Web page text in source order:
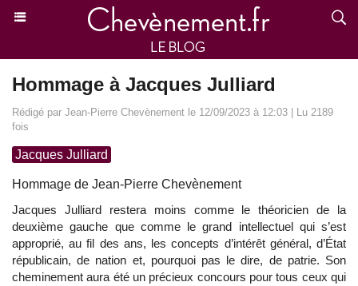
Hommage à Jacques Julliard
Rédigé par Jean-Pierre Chevènement le 12/09/2023 à 12:03 | Lu 2189
fois
Jacques Julliard
Hommage de Jean-Pierre Chevènement
Jacques Julliard restera moins comme le théoricien de la
deuxième gauche que comme le grand intellectuel qui s’est
approprié, au fil des ans, les concepts d’intérêt général, d’État
républicain, de nation et, pourquoi pas le dire, de patrie. Son
cheminement aura été un précieux concours pour tous ceux qui